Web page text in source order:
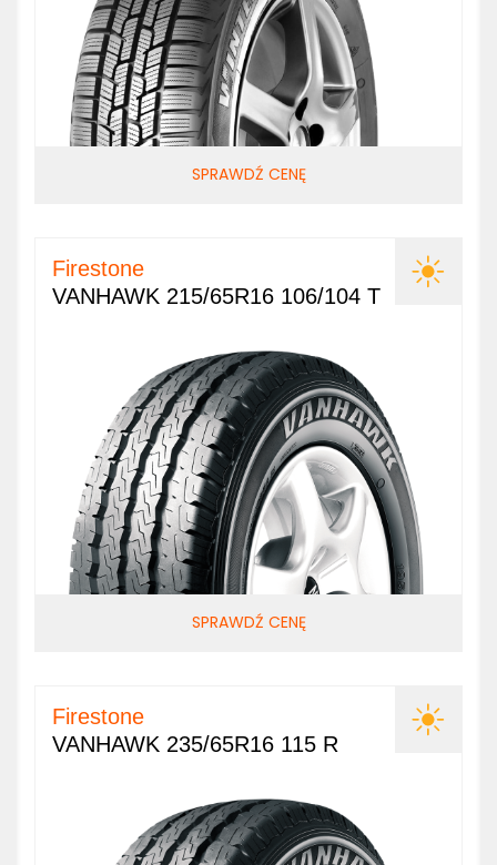
SPRAWDŹ CENĘ
Firestone
VANHAWK 215/65R16 106/104 T
SPRAWDŹ CENĘ
Firestone
VANHAWK 235/65R16 115 R